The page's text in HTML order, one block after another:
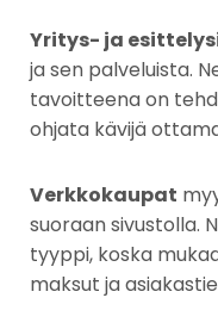
Yritys- ja
ja sen palveluista.
tavoitteena on
ohjata kävijä
Verkkokaupat
suoraan sivustolla.
tyyppi, koska
maksut ja